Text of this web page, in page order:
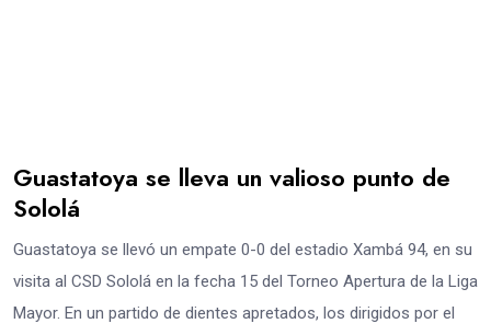
Guastatoya se lleva un valioso punto de
Sololá
Guastatoya se llevó un empate 0-0 del estadio Xambá 94, en su
visita al CSD Sololá en la fecha 15 del Torneo Apertura de la Liga
Mayor. En un partido de dientes apretados, los dirigidos por el